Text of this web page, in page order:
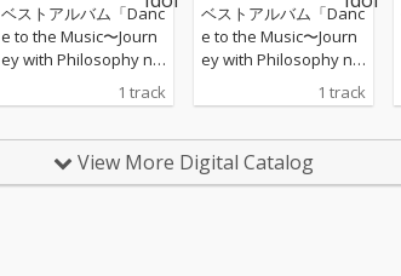
ベストアルバム「Danc
e to the Music〜Journ
ey with Philosophy no
限定盤Disc3「Rare Tra
「ダンス・ファウンダ
ー（Blow Up Versio
1 track
ベストアルバム「Danc
e to the Music〜Journ
ey with Philosophy no
限定盤Disc3「Rare Tra
「ダンス・ファウンダ
ー（Blow Up Versio
1 track
View More Digital Catalog